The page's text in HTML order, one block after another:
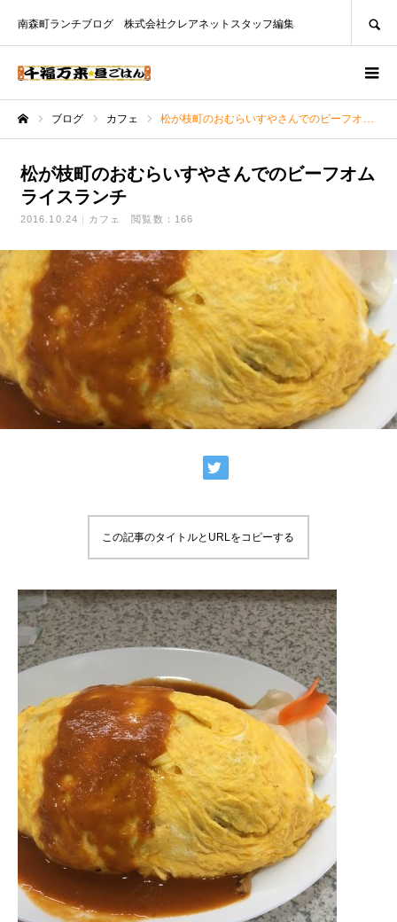
南森町ランチブログ 株式会社クレアネットスタッフ編集
ブログ カフェ 松が枝町のおむらいすやさんでのビーフオムライスランチ
松が枝町のおむらいすやさんでのビーフオム
ライスランチ
2016.10.24 カフェ 閲覧数：166
この記事のタイトルとURLをコピーする